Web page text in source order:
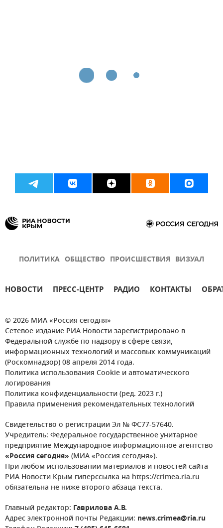
ПОЛИТИКА ОБЩЕСТВО ПРОИСШЕСТВИЯ ВИЗУАЛ
НОВОСТИ ПРЕСС-ЦЕНТР РАДИО КОНТАКТЫ
© 2026 МИА «Россия сегодня»
Сетевое издание РИА Новости зарегистрировано в
Федеральной службе по надзору в сфере связи,
информационных технологий и массовых коммуникаций
(Роскомнадзор) 08 апреля 2014 года.
Политика использования Cookie и автоматического
логирования
Политика конфиденциальности (ред. 2023 г.)
Правила применения рекомендательных технологий
Свидетельство о регистрации Эл № ФС77-57640.
Учредитель: Федеральное государственное унитарное
предприятие Международное информационное агентство
«Россия сегодня» (МИА «Россия сегодня»).
При любом использовании материалов и новостей сайта
РИА Новости Крым гиперссылка на https://crimea.ria.ru
обязательна не ниже второго абзаца текста.
Главный редактор: Гаврилова А.В.
Адрес электронной почты Редакции: news.crimea@ria.ru